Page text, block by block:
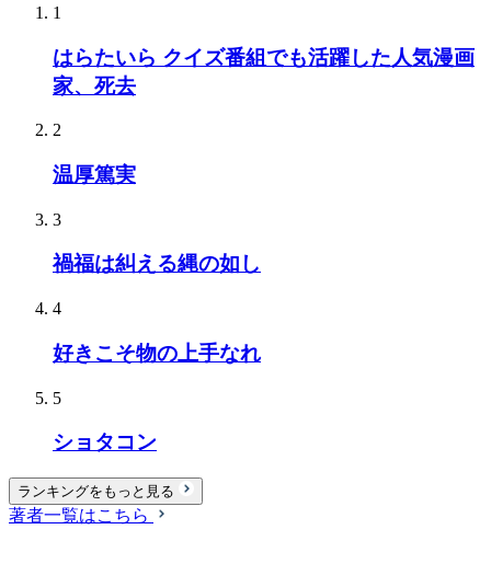
1
はらたいら クイズ番組でも活躍した人気漫画
家、死去
2
温厚篤実
3
禍福は糾える縄の如し
4
好きこそ物の上手なれ
5
ショタコン
ランキングをもっと見る
著者一覧はこちら